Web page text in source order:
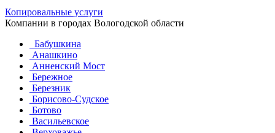
Копировальные услуги
Компании в городах Вологодской области
Бабушкина
Анашкино
Анненский Мост
Бережное
Березник
Борисово-Судское
Ботово
Васильевское